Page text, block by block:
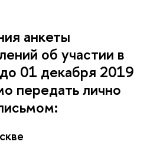
анкеты
об участии в
01 декабря 2019
передать лично